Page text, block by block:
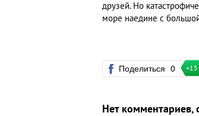
друзей. Но
море наедине с
Поделиться 0 +15
Нет комментариев,